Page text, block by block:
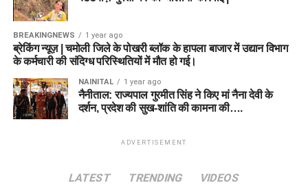
BREAKINGNEWS 1 year ago
ब्रेकिंग न्यूज़ | चमोली जिले के पोखरी ब्लॉक के हापला बाजार में उद्यान विभाग
के कर्मचारी की संदिग्ध परिस्थितियों में मौत हो गई।
NAINITAL 1 year ago
नैनीताल: राज्यपाल गुरमीत सिंह ने किए मां नैना देवी के
दर्शन, प्रदेश की सुख-शांति की कामना की….
ADVERTISEMENT
LATEST TRENDING VIDEOS